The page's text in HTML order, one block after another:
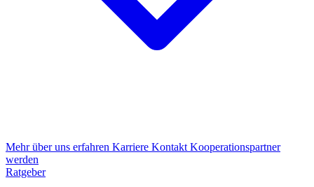
Mehr über uns erfahren Karriere Kontakt Kooperationspartner
werden
Ratgeber